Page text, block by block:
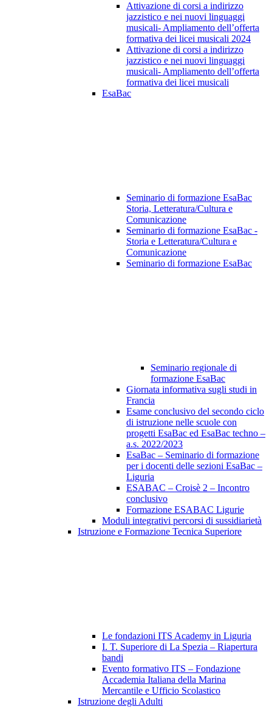
Attivazione di corsi a indirizzo
jazzistico e nei nuovi linguaggi
musicali- Ampliamento dell’offerta
formativa dei licei musicali 2024
Attivazione di corsi a indirizzo
jazzistico e nei nuovi linguaggi
musicali- Ampliamento dell’offerta
formativa dei licei musicali
EsaBac
Seminario di formazione EsaBac
Storia, Letteratura/Cultura e
Comunicazione
Seminario di formazione EsaBac -
Storia e Letteratura/Cultura e
Comunicazione
Seminario di formazione EsaBac
Seminario regionale di
formazione EsaBac
Giornata informativa sugli studi in
Francia
Esame conclusivo del secondo ciclo
di istruzione nelle scuole con
progetti EsaBac ed EsaBac techno –
a.s. 2022/2023
EsaBac – Seminario di formazione
per i docenti delle sezioni EsaBac –
Liguria
ESABAC – Croisè 2 – Incontro
conclusivo
Formazione ESABAC Ligurie
Moduli integrativi percorsi di sussidiarietà
Istruzione e Formazione Tecnica Superiore
Le fondazioni ITS Academy in Liguria
I. T. Superiore di La Spezia – Riapertura
bandi
Evento formativo ITS – Fondazione
Accademia Italiana della Marina
Mercantile e Ufficio Scolastico
Istruzione degli Adulti